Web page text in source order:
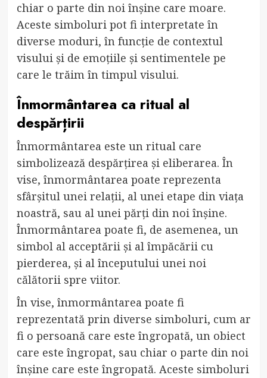
chiar o parte din noi înșine care moare.
Aceste simboluri pot fi interpretate în
diverse moduri, în funcție de contextul
visului și de emoțiile și sentimentele pe
care le trăim în timpul visului.
Înmormântarea ca ritual al
despărțirii
Înmormântarea este un ritual care
simbolizează despărțirea și eliberarea. În
vise, înmormântarea poate reprezenta
sfârșitul unei relații, al unei etape din viața
noastră, sau al unei părți din noi înșine.
Înmormântarea poate fi, de asemenea, un
simbol al acceptării și al împăcării cu
pierderea, și al începutului unei noi
călătorii spre viitor.
În vise, înmormântarea poate fi
reprezentată prin diverse simboluri, cum ar
fi o persoană care este îngropată, un obiect
care este îngropat, sau chiar o parte din noi
înșine care este îngropată. Aceste simboluri